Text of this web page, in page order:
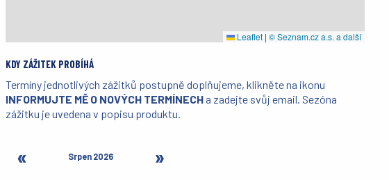
Leaflet | © Seznam.cz a.s. a další
KDY ZÁŽITEK PROBÍHÁ
Termíny jednotlivých zážitků postupně doplňujeme, klikněte na ikonu
INFORMUJTE MĚ O NOVÝCH TERMÍNECH a zadejte svůj email. Sezóna
zážitku je uvedena v popisu produktu.
Srpen 2026